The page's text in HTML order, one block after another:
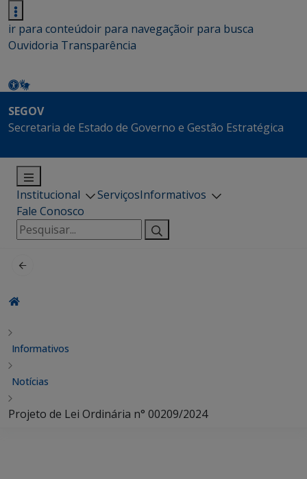
ir para conteúdoir para navegaçãoir para busca
Ouvidoria Transparência
SEGOV
Secretaria de Estado de Governo e Gestão Estratégica
Institucional ServiçosInformativos
Fale Conosco
Pesquisar
por:
Informativos
Notícias
Projeto de Lei Ordinária n° 00209/2024